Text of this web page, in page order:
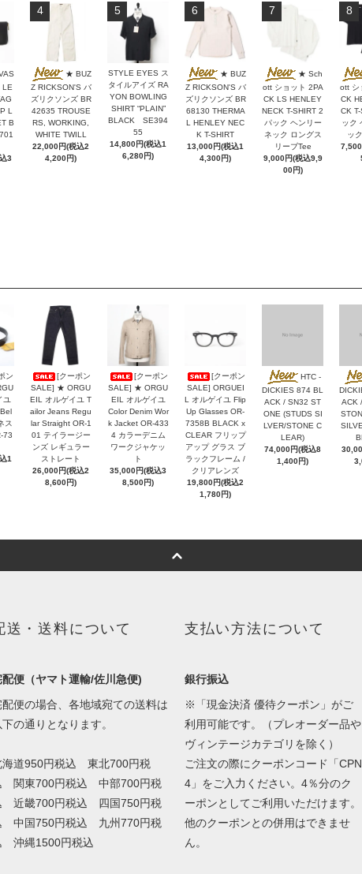
LE
L
B
3
4
★ BUZ
Z RICKSON'S バ
ズリクソンズ BR
42635 TROUSE
RS, WORKING,
WHITE TWILL
22,000円(税込2
4,200円)
5
STYLE EYES ス
タイルアイズ RA
YON BOWLING
SHIRT “PLAIN”
BLACK SE394
55
14,800円(税込1
6,280円)
6
★ BUZ
Z RICKSON'S バ
ズリクソンズ BR
68130 THERMA
L HENLEY NEC
K T-SHIRT
13,000円(税込1
4,300円)
7
★ Sch
ott ショット 2PA
CK LS HENLEY
NECK T-SHIRT 2
パック ヘンリー
ネック ロングス
リーブTee
9,000円(税込9,9
00円)
8
ott シ
CK
CK
ック
ッ
ン
ス
73
1
[クーポン
SALE] ★ ORGU
EIL オルゲイユ T
ailor Jeans Regu
lar Straight OR-1
01 テイラージー
ンズ レギュラー
ストレート
26,000円(税込2
8,600円)
[クーポン
SALE] ★ ORGU
EIL オルゲイユ
Color Denim Wor
k Jacket OR-433
4 カラーデニム
ワークジャケッ
ト
35,000円(税込3
8,500円)
[クーポン
SALE] ORGUEI
L オルゲイユ Flip
Up Glasses OR-
7358B BLACK x
CLEAR フリップ
アップ グラス ブ
ラックフレーム /
クリアレンズ
19,800円(税込2
1,780円)
HTC -
DICKIES 874 BL
ACK / SN32 ST
ONE (STUDS SI
LVER/STONE C
LEAR)
74,000円(税込8
1,400円)
ACK
送・送料について
配便（ヤマト運輸/佐川急便)
配便の場合、各地域宛ての送料は
の通りとなります。
海道950円税込 東北700円税
関東700円税込 中部700円税
近畿700円税込 四国750円税
中国750円税込 九州770円税
沖縄1500円税込
支払い方法について
銀行振込
※「現金決済 優待クーポン」がご
利用可能です。（プレオーダー品や
ヴィンテージカテゴリを除く）
ご注文の際にクーポンコード「CPN
4」をご入力ください。4％分のク
ーポンとしてご利用いただけます。
他のクーポンとの併用はできませ
ん。